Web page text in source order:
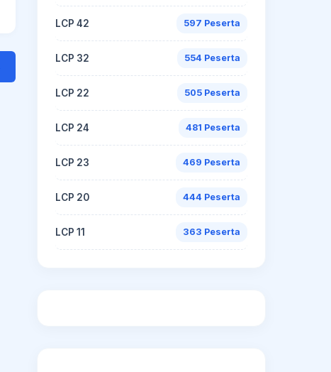
LCP 42 597 Peserta
LCP 32 554 Peserta
LCP 22 505 Peserta
LCP 24 481 Peserta
LCP 23 469 Peserta
LCP 20 444 Peserta
LCP 11 363 Peserta